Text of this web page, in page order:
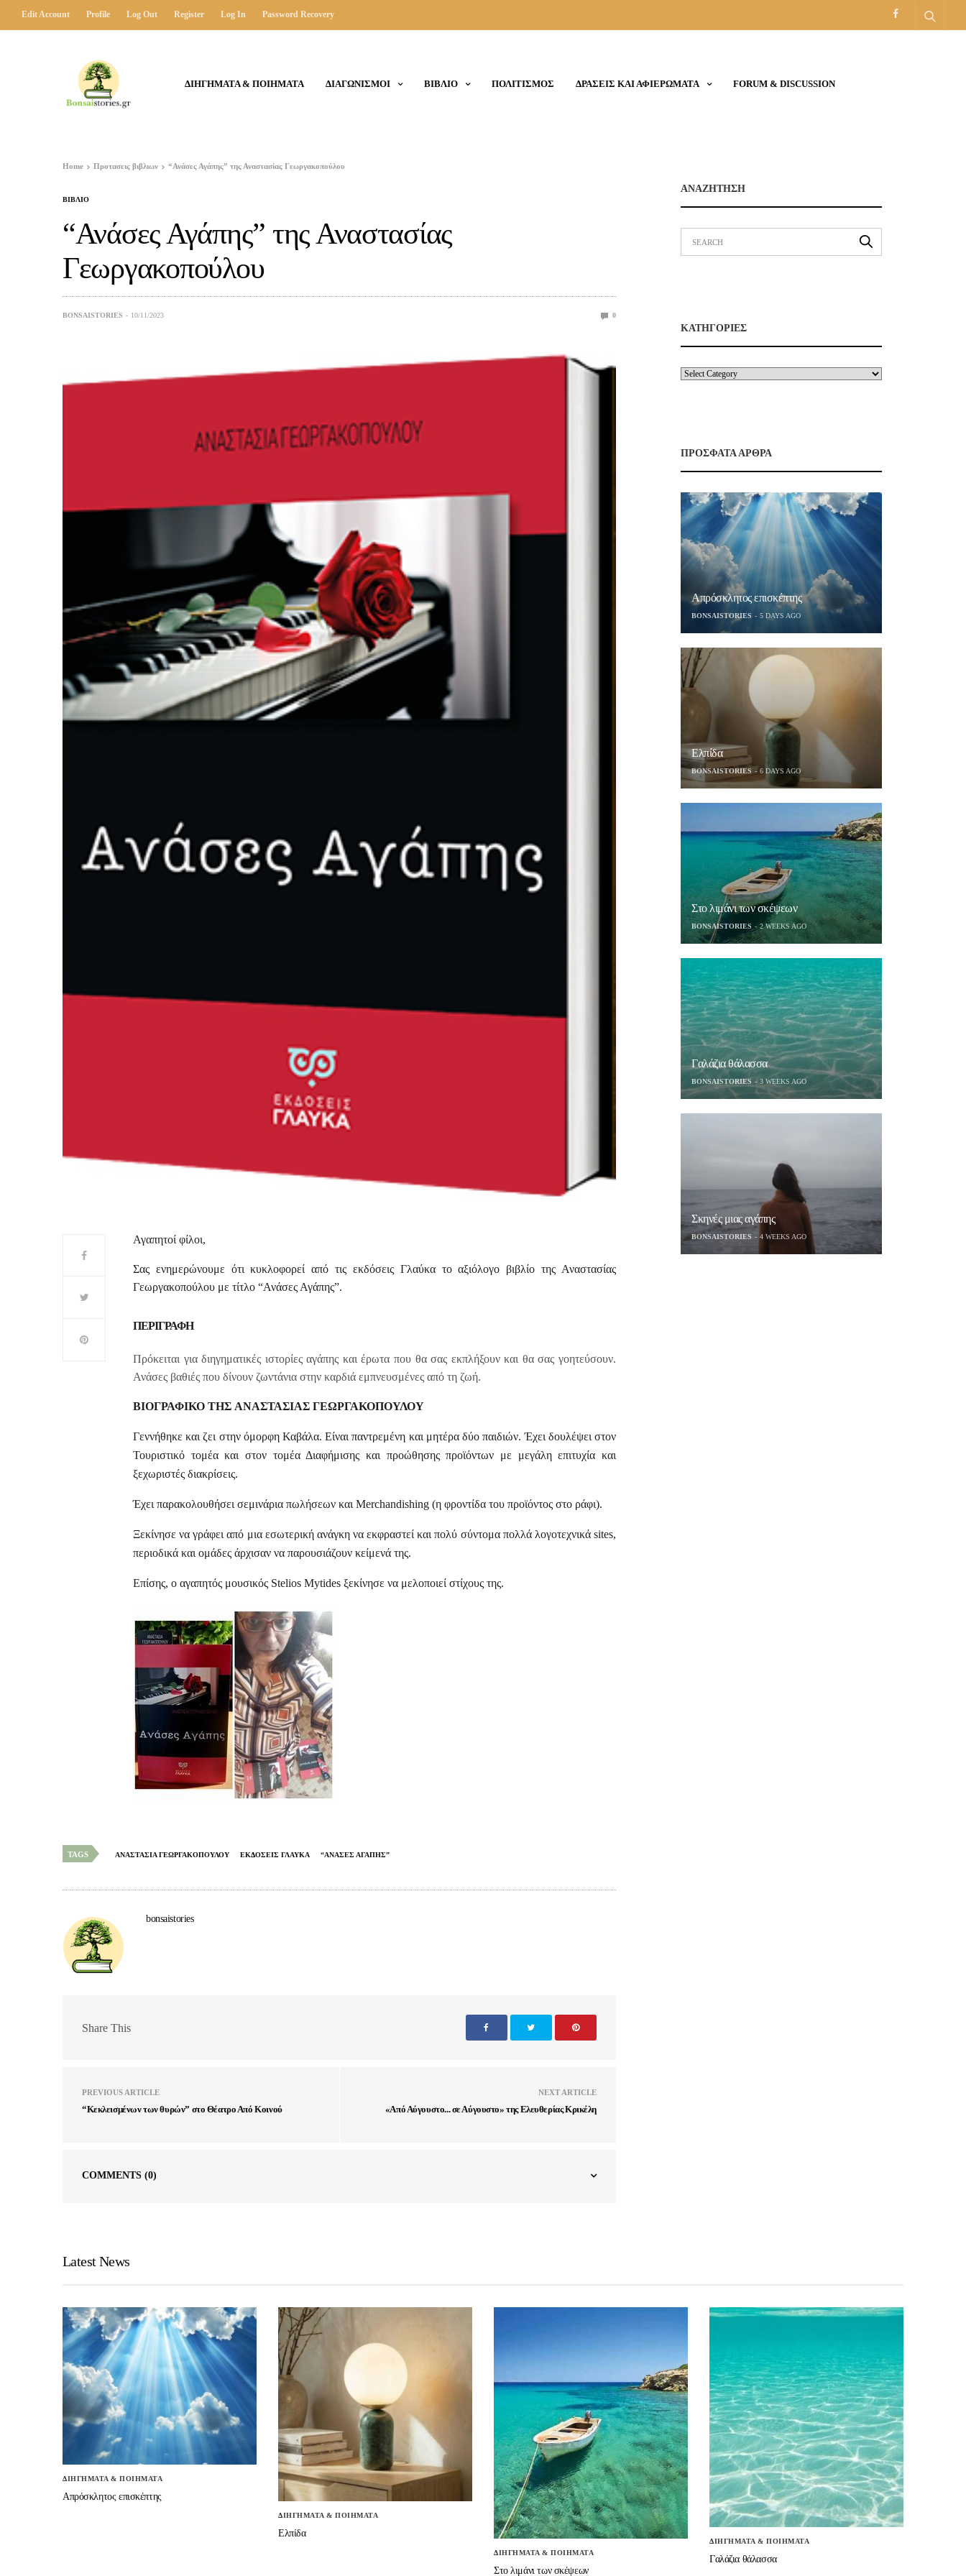
Edit Account Profile Log Out Register Log In Password Recovery
ΔΙΗΓΗΜΑΤΑ & ΠΟΙΗΜΑΤΑ ΔΙΑΓΩΝΙΣΜΟΙ ΒΙΒΛΙΟ ΠΟΛΙΤΙΣΜΟΣ ΔΡΑΣΕΙΣ ΚΑΙ ΑΦΙΕΡΩΜΑΤΑ FORUM & DISCUSSION
Home Προτασεις βιβλιων “Ανάσες Αγάπης” της Αναστασίας Γεωργακοπούλου
ΒΙΒΛΙΟ
“Ανάσες Αγάπης” της Αναστασίας
Γεωργακοπούλου
BONSAISTORIES 10/11/2023 0
Αγαπητοί φίλοι,
Σας ενημερώνουμε ότι κυκλοφορεί από τις εκδόσεις Γλαύκα το αξιόλογο βιβλίο της Αναστασίας
Γεωργακοπούλου με τίτλο “Ανάσες Αγάπης”.
ΠΕΡΙΓΡΑΦΗ
Πρόκειται για διηγηματικές ιστορίες αγάπης και έρωτα που θα σας εκπλήξουν και θα σας γοητεύσουν.
Ανάσες βαθιές που δίνουν ζωντάνια στην καρδιά εμπνευσμένες από τη ζωή.
ΒΙΟΓΡΑΦΙΚΟ ΤΗΣ ΑΝΑΣΤΑΣΙΑΣ ΓΕΩΡΓΑΚΟΠΟΥΛΟΥ
Γεννήθηκε και ζει στην όμορφη Καβάλα.Είναι παντρεμένη και μητέρα δύο παιδιών. Έχει δουλέψει στον
Τουριστικό τομέα και στον τομέα Διαφήμισης και προώθησης προϊόντων με μεγάλη επιτυχία και
ξεχωριστές διακρίσεις.
Έχει παρακολουθήσει σεμινάρια πωλήσεων και Merchandishing (η φροντίδα του προϊόντος στο ράφι).
Ξεκίνησε να γράφει από μια εσωτερική ανάγκη να εκφραστεί και πολύ σύντομα πολλά λογοτεχνικά sites,
περιοδικά και ομάδες άρχισαν να παρουσιάζουν κείμενά της.
Επίσης, ο αγαπητός μουσικός Stelios Mytides ξεκίνησε να μελοποιεί στίχους της.
TAGS ΑΝΑΣΤΑΣΙΑ ΓΕΩΡΓΑΚΟΠΟΥΛΟΥ ΕΚΔΟΣΕΙΣ ΓΛΑΥΚΑ “ΑΝΑΣΕΣ ΑΓΑΠΗΣ”
bonsaistories
Share This
PREVIOUS ARTICLE
“Κεκλεισμένων των θυρών” στο Θέατρο Από Κοινού
NEXT ARTICLE
«Από Αύγουστο... σε Αύγουστο» της Ελευθερίας Κρικέλη
COMMENTS (0)
ΑΝΑΖΗΤΗΣΗ
ΚΑΤΗΓΟΡΙΕΣ
ΠΡΟΣΦΑΤΑ ΑΡΘΡΑ
Απρόσκλητος επισκέπτης
BONSAISTORIES 5 DAYS AGO
Ελπίδα
BONSAISTORIES 6 DAYS AGO
Στο λιμάνι των σκέψεων
BONSAISTORIES 2 WEEKS AGO
Γαλάζια θάλασσα
BONSAISTORIES 3 WEEKS AGO
Σκηνές μιας αγάπης
BONSAISTORIES 4 WEEKS AGO
Latest News
ΔΙΗΓΗΜΑΤΑ & ΠΟΙΗΜΑΤΑ
Απρόσκλητος επισκέπτης
ΔΙΗΓΗΜΑΤΑ & ΠΟΙΗΜΑΤΑ
Ελπίδα
ΔΙΗΓΗΜΑΤΑ & ΠΟΙΗΜΑΤΑ
Στο λιμάνι των σκέψεων
ΔΙΗΓΗΜΑΤΑ & ΠΟΙΗΜΑΤΑ
Γαλάζια θάλασσα